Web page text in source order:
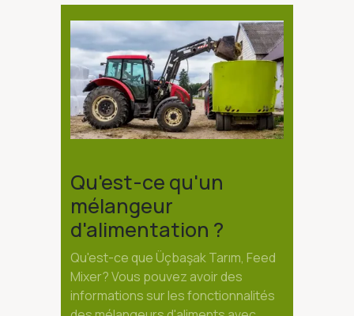
Qu'est-ce qu'un
mélangeur
d'alimentation ?
Qu'est-ce que Üçbaşak Tarım, Feed
Mixer? Vous pouvez avoir des
informations sur les fonctionnalités